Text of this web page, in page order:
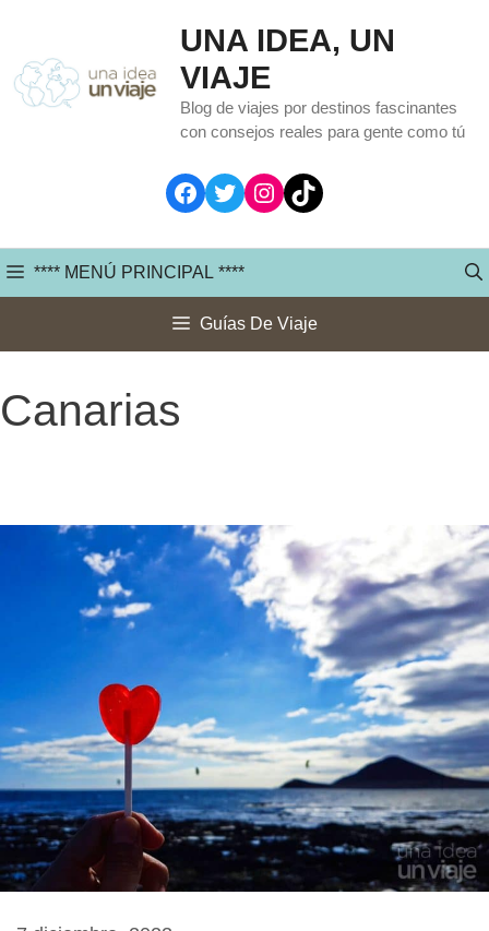
contenido
UNA IDEA, UN
VIAJE
Blog de viajes por destinos fascinantes
con consejos reales para gente como tú
Facebook
TwitterInstagram
TikTok
**** MENÚ PRINCIPAL ****
Guías De Viaje
Canarias